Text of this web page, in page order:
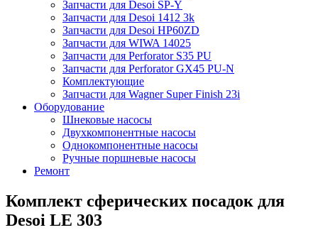
Запчасти для Desoi SP-Y
Запчасти для Desoi 1412 3k
Запчасти для Desoi HP60ZD
Запчасти для WIWA 14025
Запчасти для Perforator S35 PU
Запчасти для Perforator GX45 PU-N
Комплектующие
Запчасти для Wagner Super Finish 23i
Оборудование
Шнековые насосы
Двухкомпонентные насосы
Однокомпонентные насосы
Ручные поршневые насосы
Ремонт
Комплект сферических посадок для
Desoi LE 303